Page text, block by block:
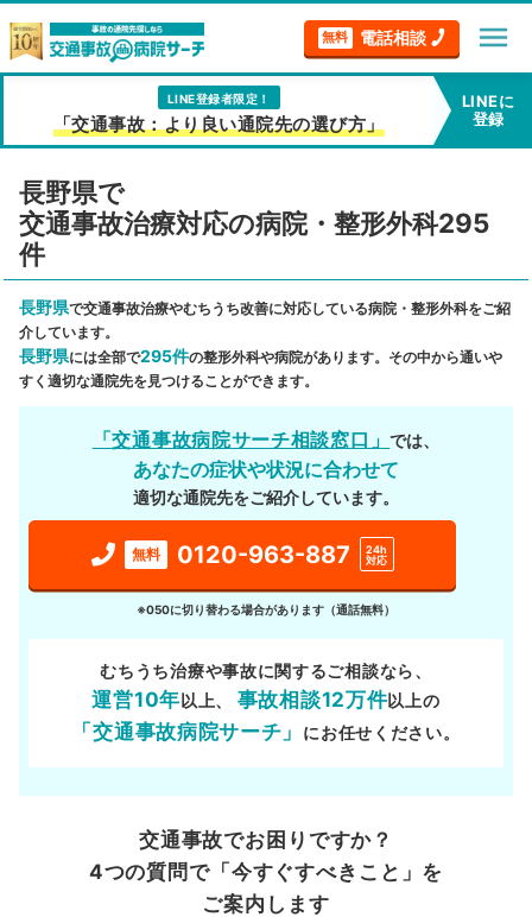
無料 電話相談 menu
LINE登録者限定！
「交通事故：より良い通院先の選び方」
LINEに
登録
長野県で
交通事故治療対応の病院・整形外科295
件
長野県で交通事故治療やむちうち改善に対応している病院・整形外科をご紹
介しています。
長野県には全部で295件の整形外科や病院があります。その中から通いや
すく適切な通院先を見つけることができます。
「交通事故病院サーチ相談窓口」では、
あなたの症状や状況に合わせて
適切な通院先をご紹介しています。
無料 0120-963-887
24h
対応
※050に切り替わる場合があります（通話無料）
むちうち治療や事故に関するご相談なら、
運営10年以上、 事故相談12万件以上の
「交通事故病院サーチ」 にお任せください。
交通事故でお困りですか？
4つの質問で「今すぐすべきこと」を
ご案内します